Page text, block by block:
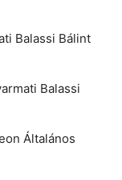
Balassi Bálint
Balassi
Általános